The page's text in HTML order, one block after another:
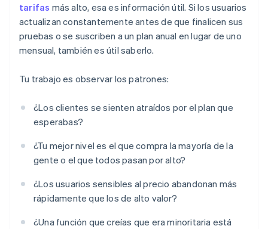
tarifas más alto, esa es información útil. Si los usuarios
actualizan constantemente antes de que finalicen sus
pruebas o se suscriben a un plan anual en lugar de uno
mensual, también es útil saberlo.
Tu trabajo es observar los patrones:
¿Los clientes se sienten atraídos por el plan que
esperabas?
¿Tu mejor nivel es el que compra la mayoría de la
gente o el que todos pasan por alto?
¿Los usuarios sensibles al precio abandonan más
rápidamente que los de alto valor?
¿Una función que creías que era minoritaria está